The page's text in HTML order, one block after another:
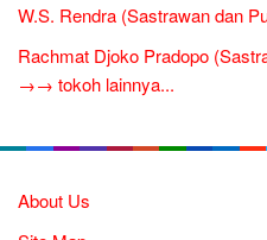
W.S. Rendra (Sastrawan dan
Rachmat Djoko Pradopo
→→ tokoh lainnya...
About Us